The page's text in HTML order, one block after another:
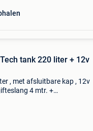
tank 220 liter + 12v
, met afsluitbare kap , 12v
4 mtr. +